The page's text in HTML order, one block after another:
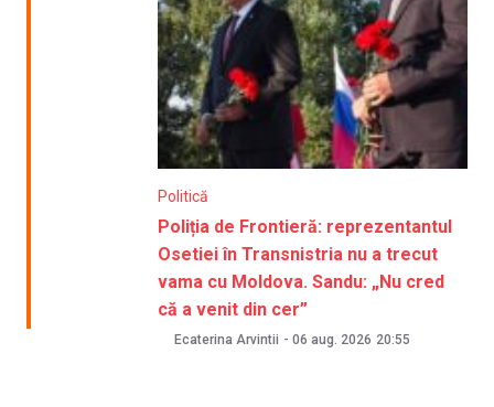
Politică
Poliția de Frontieră: reprezentantul
Osetiei în Transnistria nu a trecut
vama cu Moldova. Sandu: „Nu cred
că a venit din cer”
Ecaterina Arvintii - 06 aug. 2026 20:55